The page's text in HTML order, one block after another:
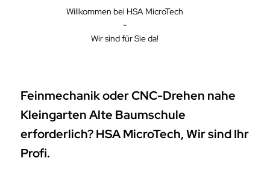
Willkommen bei HSA MicroTech
-
Wir sind für Sie da!
Feinmechanik oder CNC-Drehen nahe
Kleingarten Alte Baumschule
erforderlich? HSA MicroTech, Wir sind Ihr
Profi.